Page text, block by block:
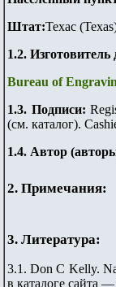
Штат:Техас
1.2.
Bureau of
1.3. Подписи:
(см. каталог).
1.4. Автор
2. Примечания:
3. Литература:
3.1.Don C Kelly.
в каталоге сайта —